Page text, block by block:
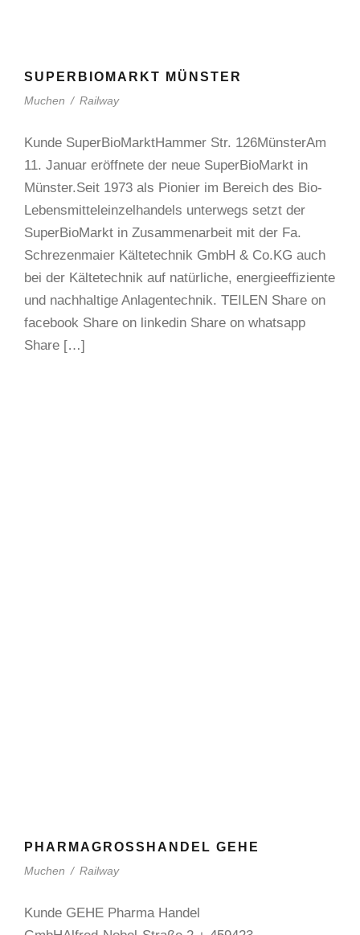
SUPERBIOMARKT MÜNSTER
Muchen / Railway
Kunde SuperBioMarktHammer Str. 126MünsterAm
11. Januar eröffnete der neue SuperBioMarkt in
Münster.Seit 1973 als Pionier im Bereich des Bio-
Lebensmitteleinzelhandels unterwegs setzt der
SuperBioMarkt in Zusammenarbeit mit der Fa.
Schrezenmaier Kältetechnik GmbH & Co.KG auch
bei der Kältetechnik auf natürliche, energieeffiziente
und nachhaltige Anlagentechnik. TEILEN Share on
facebook Share on linkedin Share on whatsapp
Share […]
PHARMAGROSSHANDEL GEHE
Muchen / Railway
Kunde GEHE Pharma Handel